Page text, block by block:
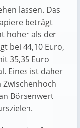
lassen. Das
beträgt
höher als der
bei 44,10 Euro,
35,35 Euro
Eines ist daher
Zwischenhoch
Börsenwert